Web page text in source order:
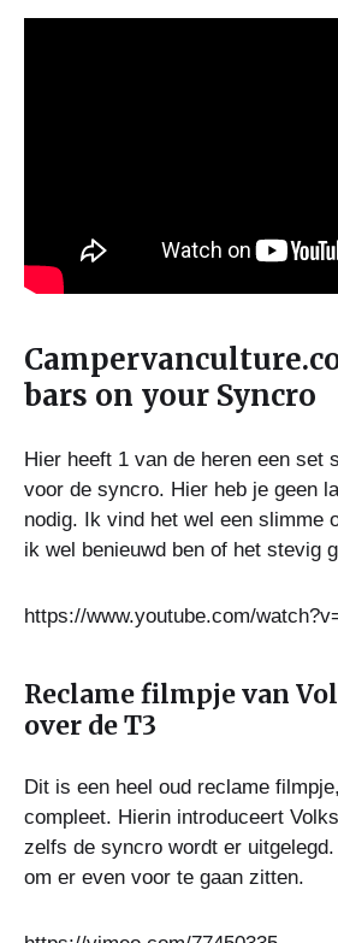
bars on your Syncro
Hier heeft 1 van de heren een set
voor de syncro. Hier heb je geen
nodig. Ik vind het wel een slimme
ik wel benieuwd ben of het stevig
https://www.youtube.com/
Reclame filmpje van
over de T3
Dit is een heel oud reclame
compleet. Hierin introduceert
zelfs de syncro wordt er
om er even voor te gaan zitten.